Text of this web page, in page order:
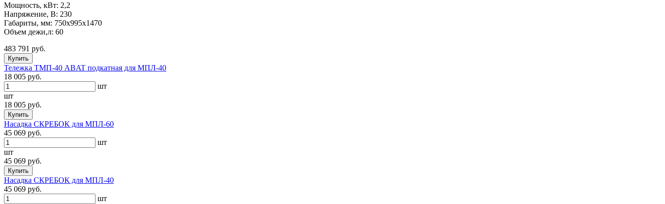
Мощность, кВт: 2,2
Напряжение, В: 230
Габариты, мм: 750х995х1470
Объем дежи,л: 60
483 791 руб.
Купить
Тележка ТМП-40 ABAT подкатная для МПЛ-40
18 005 руб.
шт
шт
18 005 руб.
Купить
Насадка СКРЕБОК для МПЛ-60
45 069 руб.
шт
шт
45 069 руб.
Купить
Насадка СКРЕБОК для МПЛ-40
45 069 руб.
шт